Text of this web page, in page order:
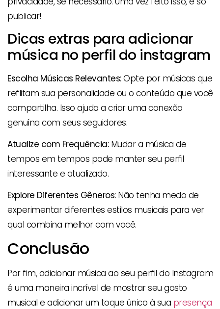
publicar!
Dicas extras para adicionar
música no perfil do instagram
Escolha Músicas Relevantes:Opte por músicas que
reflitam sua personalidade ou o conteúdo que você
compartilha. Isso ajuda a criar uma conexão
genuína com seus seguidores.
Atualize com Frequência:Mudar a música de
tempos em tempos pode manter seu perfil
interessante e atualizado.
Explore Diferentes Gêneros:Não tenha medo de
experimentar diferentes estilos musicais para ver
qual combina melhor com você.
Conclusão
Por fim, adicionar música ao seu perfil do Instagram
é uma maneira incrível de mostrar seu gosto
musical e adicionar um toque único à sua presença